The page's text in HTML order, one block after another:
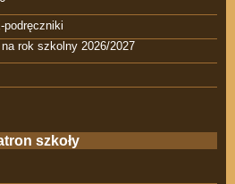
podręczniki
rok szkolny 2026/2027
szkoły